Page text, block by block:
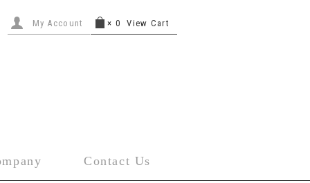
× 0 View Cart
My Account
Contact Us